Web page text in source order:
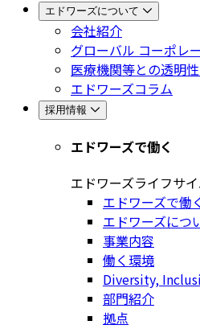
エドワーズについて
会社紹介
グローバル コーポレ
医療機関等との透明
エドワーズコラム
採用情報
エドワーズで働く
エドワーズライフサ
エドワーズで働
エドワーズにつ
事業内容
働く環境
Diversity,
部門紹介
拠点